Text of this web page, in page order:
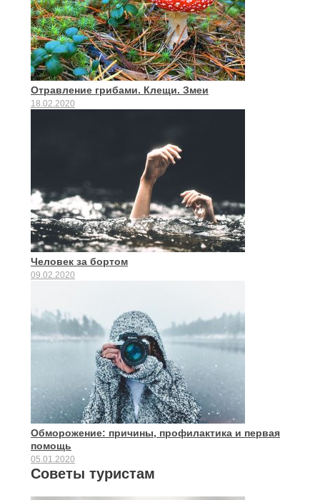
Отравление грибами. Клещи. Змеи
18.02.2020
Человек за бортом
09.02.2020
Обморожение: причины, профилактика и первая
помощь
05.01.2020
Советы туристам